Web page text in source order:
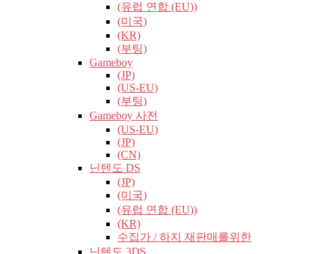
(유럽​​ 연합 (EU))
(미국)
(KR)
(부팅)
Gameboy
(JP)
(US-EU)
(부팅)
Gameboy 사전
(US-EU)
(JP)
(CN)
닌텐도 DS
(JP)
(미국)
(유럽​​ 연합 (EU))
(KR)
수집가 / 하지 재판매를위한